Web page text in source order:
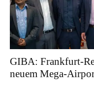
GIBA: Frankfurt-
neuem Mega-